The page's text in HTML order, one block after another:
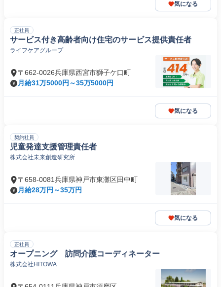
気になる
正社員
サービス付き高齢者向け住宅のサービス提供責任者
ライフケアグループ
〒662-0026兵庫県西宮市獅子ケ口町
月給31万5000円～35万5000円
気になる
契約社員
児童発達支援管理責任者
株式会社未来創造研究所
〒658-0081兵庫県神戸市東灘区田中町
月給28万円～35万円
気になる
正社員
オープニング 訪問介護コーディネーター
株式会社HITOWA